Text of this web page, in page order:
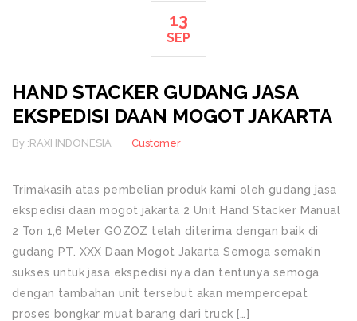
13
SEP
HAND STACKER GUDANG JASA
EKSPEDISI DAAN MOGOT JAKARTA
By :RAXI INDONESIA Customer
Trimakasih atas pembelian produk kami oleh gudang jasa
ekspedisi daan mogot jakarta 2 Unit Hand Stacker Manual
2 Ton 1,6 Meter GOZOZ telah diterima dengan baik di
gudang PT. XXX Daan Mogot Jakarta Semoga semakin
sukses untuk jasa ekspedisi nya dan tentunya semoga
dengan tambahan unit tersebut akan mempercepat
proses bongkar muat barang dari truck […]